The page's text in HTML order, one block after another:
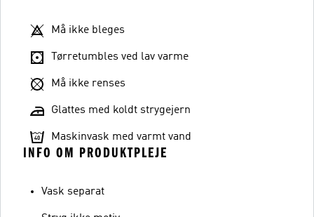
Må ikke bleges
Tørretumbles ved lav varme
Må ikke renses
Glattes med koldt strygejern
Maskinvask med varmt vand
INFO OM PRODUKTPLEJE
Vask separat